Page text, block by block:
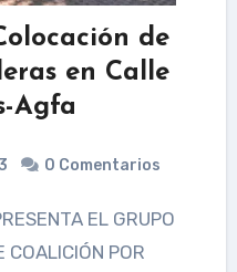
de
en Calle
Agfa
0 Comentarios
COALICIÓN POR